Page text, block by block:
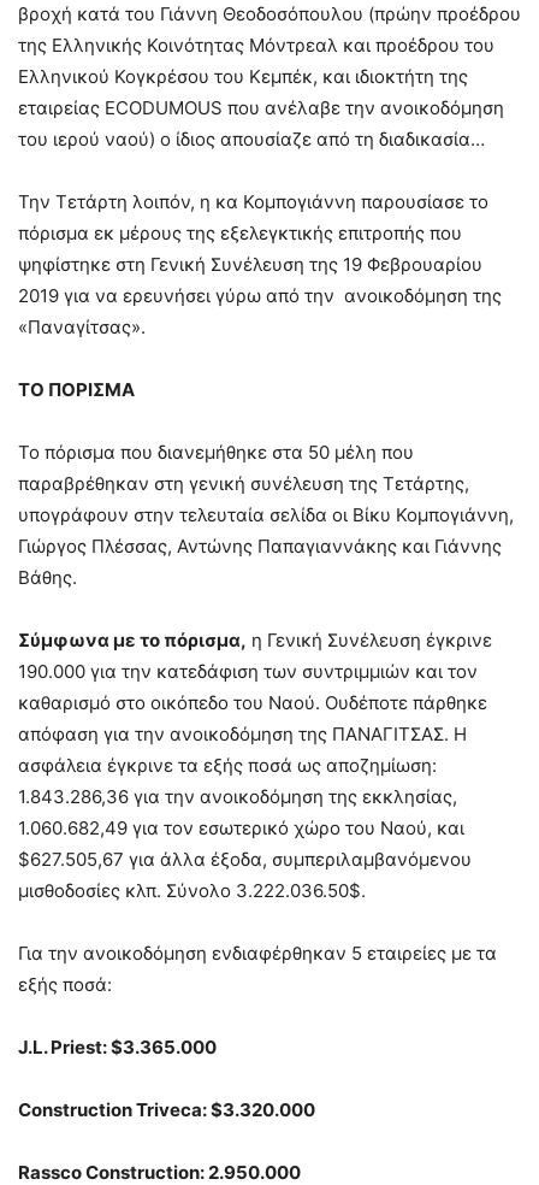
βροχή κατά του Γιάννη Θεοδοσόπουλου (πρώην προέδρου
της Ελληνικής Κοινότητας Μόντρεαλ και προέδρου του
Ελληνικού Κογκρέσου του Κεμπέκ, και ιδιοκτήτη της
εταιρείας ECODUMOUS που ανέλαβε την ανοικοδόμηση
του ιερού ναού) ο ίδιος απουσίαζε από τη διαδικασία…
Την Τετάρτη λοιπόν, η κα Κομπογιάννη παρουσίασε το
πόρισμα εκ μέρους της εξελεγκτικής επιτροπής που
ψηφίστηκε στη Γενική Συνέλευση της 19 Φεβρουαρίου
2019 για να ερευνήσει γύρω από την ανοικοδόμηση της
«Παναγίτσας».
ΤΟ ΠΟΡΙΣΜΑ
Το πόρισμα που διανεμήθηκε στα 50 μέλη που
παραβρέθηκαν στη γενική συνέλευση της Τετάρτης,
υπογράφουν στην τελευταία σελίδα οι Βίκυ Κομπογιάννη,
Γιώργος Πλέσσας, Αντώνης Παπαγιαννάκης και Γιάννης
Βάθης.
Σύμφωνα με το πόρισμα, η Γενική Συνέλευση έγκρινε
190.000 για την κατεδάφιση των συντριμμιών και τον
καθαρισμό στο οικόπεδο του Ναού. Ουδέποτε πάρθηκε
απόφαση για την ανοικοδόμηση της ΠΑΝΑΓΙΤΣΑΣ. Η
ασφάλεια έγκρινε τα εξής ποσά ως αποζημίωση:
1.843.286,36 για την ανοικοδόμηση της εκκλησίας,
1.060.682,49 για τον εσωτερικό χώρο του Ναού, και
$627.505,67 για άλλα έξοδα, συμπεριλαμβανόμενου
μισθοδοσίες κλπ. Σύνολο 3.222.036.50$.
Για την ανοικοδόμηση ενδιαφέρθηκαν 5 εταιρείες με τα
εξής ποσά:
J.L. Priest: $3.365.000
Construction Triveca: $3.320.000
Rassco Construction: 2.950.000